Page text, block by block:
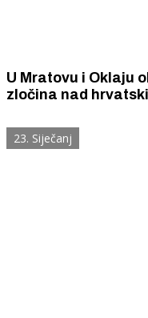
U Mratovu i Oklaju
zločina nad
četničkog pokreta
23. Siječanj